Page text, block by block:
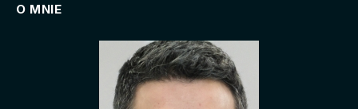
O MNIE